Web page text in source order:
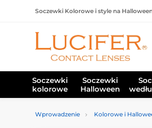
Soczewki Kolorowe i style na
Soczewki
kolorowe
Soczewki
Halloween
Wprowadzenie Kolorowe i